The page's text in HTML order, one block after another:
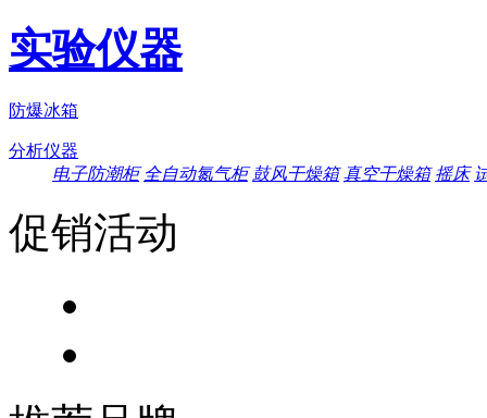
实验仪器
防爆冰箱
分析仪器
电子防潮柜 全自动氮气柜 鼓风干燥箱 真空干燥箱 摇床
促销活动